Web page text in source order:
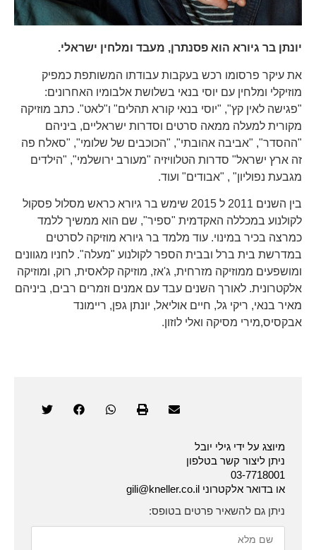
יונתן בר גיורא הוא פסנתרן, מעבד ומלחין ישראלי.
את עיקר פרסומו רכש בעקבות עבודתו המשותפת כמפיק
מוזיקלי ומלחין עם יוסי בנאי בשלושת אלבומיו האחרונים:
"פגישה לאין קץ", "יוסי בנאי קורא תהלים" ו"לאט". כתב מוזיקה
מקורית למעלה ממאה סרטים וסדרות ישראליים, ביניהם
"ההסדר", "אביבה אהובתי", "הכוכבים של שלומי", "סאלח פה
זה ארץ ישראל" סדרות הטלוויזיה "מעורב ירושלמי", "הילדים
מגבעת נפוליון" , "אבודים" ועוד.
בין השנים 2011 ל 2015 שימש בר גיורא כראש מסלול פסקול
לקולנוע במכללה האקדמית "ספיר", שם הוא ממשיך ללמד
כמרצה בכיר במינוי. עוד מלמד בר גיורא מוזיקה לסרטים
במדרשת בית ברל ובבית הספר לקולנוע "מעלה". לחניו מגוונים
ומושפעים ממוזיקה מזרחית, ג'אז, מוזיקה קלאסית, רוק, ומוזיקה
אלקטרונית. לאורך השנים עבד עם אמנים וזמרים רבים, ביניהם
מאיר בנאי, ריקי גל, חיים אוליאל, יונתן גפן, ריימונד
אבקסיס,מירי מסיקה ואלי לוזון.
מיוצג על ידי גילי יובל
ניתן ליצור קשר בטלפון
03-7718001
או בדואר אלקטרוני gili@kneller.co.il
ניתן גם להשאיר פרטים בטופס: